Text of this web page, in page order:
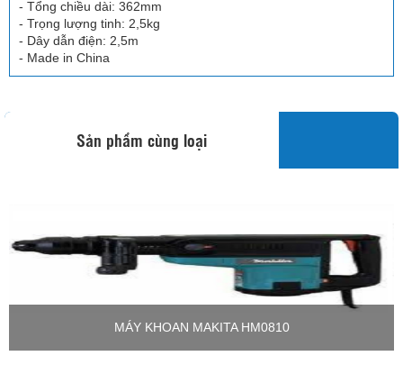
- Tổng chiều dài: 362mm
- Trọng lượng tinh: 2,5kg
- Dây dẫn điện: 2,5m
- Made in China
Sản phẩm cùng loại
MÁY KHOAN MAKITA HM0810